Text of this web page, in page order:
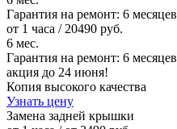
Гарантия на ремонт: 6 месяцев
от 1 часа / 20490 руб.
6 мес.
Гарантия на ремонт: 6 месяцев
акция до 24 июня!
Копия высокого качества
Узнать цену
Замена задней крышки